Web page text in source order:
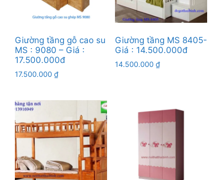
Giường tầng gỗ cao su
MS : 9080 – Giá :
17.500.000đ
17.500.000 ₫
Giường tầng MS 8405-
Giá : 14.500.000đ
14.500.000 ₫